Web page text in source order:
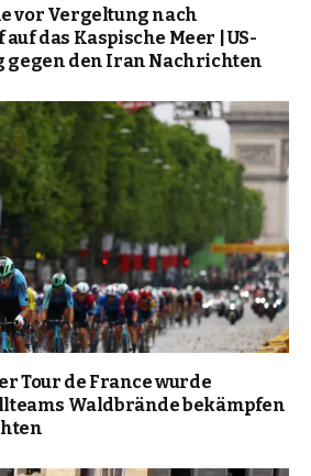
vor Vergeltung nach
das Kaspische Meer | US-
den Iran Nachrichten
Tour de France wurde
Waldbrände bekämpfen